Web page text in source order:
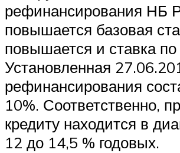
рефинансирования НБ
повышается базовая
повышается и ставка
Установленная
рефинансирования
10%. Соответственно,
кредиту находится в
12 до 14,5 % годовых.